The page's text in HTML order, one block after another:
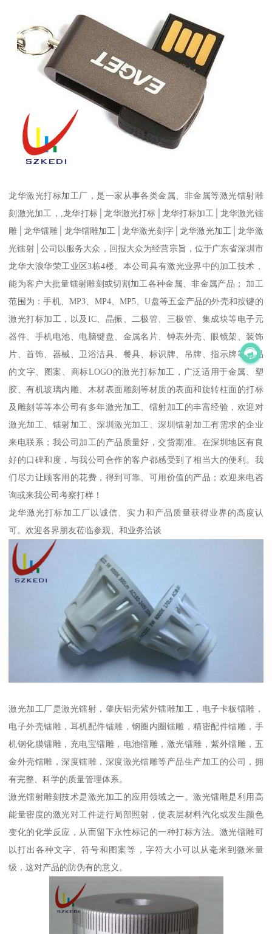
龙华激光打标加工厂，是一家从事各类金属、非金属等激光镭射雕
刻激光加工，,龙华打标│龙华激光打标│龙华打标加工│龙华激光镭
雕│龙华镭雕│龙华镭雕加工│龙华激光刻字│龙华激光加工│龙华激
光镭射│公司以服务大众，回报大众为经营宗旨，位于广东省深圳市
龙华大浪华荣工业区3栋4楼。本公司具有激光业界中的加工技术，
能为客户大批量镭射雕刻或切割加工各种金属、非金属产品； 加工
范围为：手机、MP3、MP4、MP5、U盘等五金产品的外壳和按键的
激光打标加工，以及IC、晶振、二极管、三极管、集成块等电子元
器件、手机电池、电脑键盘、金属名片、钟表外壳、眼镜架、装饰
片、首饰、器械、卫浴洁具、餐具、标识牌、吊牌、指示牌等产品
的文字、图案、商标LOGO的激光打标加工，广泛适用于金属、塑
胶、有机玻璃内雕、木材表面雕刻等材质的表面和旋转柱面的打标
及雕刻等等本公司有多年激光加工、镭射加工的丰富经验，欢迎对
激光加工、镭射加工、深圳激光加工、深圳镭射加工有需求的企业
来电联系；我公司加工的产品质量好，交货期准。在深圳地区有良
好的口碑和度，与我公司合作的客户都感受到了相当大的便利。我
们尽力让顾客用的花费，得到可靠、可用价值的产品；欢迎来电咨
询或来我公司考察打样！
龙华激光打标加工厂以诚信、实力和产品质量获得业界的高度认
可。欢迎各界朋友莅临参观、和业务洽谈
激光加工厂是激光镭射，肇庆铝壳紫外镭雕加工，电子卡板镭雕，
电子外壳镭雕，耳机配件镭雕，钢圈内圈镭雕，精密配件镭雕，手
机钢化膜镭雕，充电宝镭雕，电池镭雕，激光镭雕，紫外镭雕，五
金外壳镭雕，深度镭雕，深度激光镭雕等产品生产加工的公司，拥
有完整、科学的质量管理体系。
激光镭射雕刻技术是激光加工的应用领域之一。激光镭雕是利用高
能量密度的激光对工件进行局部照射，使表层材料汽化或发生颜色
变化的化学反应，从而留下永性标记的一种打标方法。激光镭雕可
以打出各种文字、符号和图案等，字符大小可以从毫米到微米量
级，这对产品的防伪有的意义。